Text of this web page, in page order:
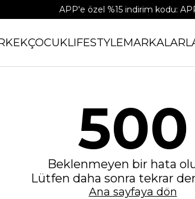
APP'e özel %15 indirim kodu:
ÇOCUKLIFESTYLEMARKALAR
500
Beklenmeyen bir hata
Lütfen daha sonra tekrar
Ana sayfaya dön